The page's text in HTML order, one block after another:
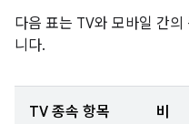
다음 표는 TV와 모바일 간
니다.
TV 종속 항목
비